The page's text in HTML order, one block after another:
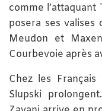
comme l’attaquant
posera ses valises
Meudon et
Courbevoie après
Chez les
Slupski